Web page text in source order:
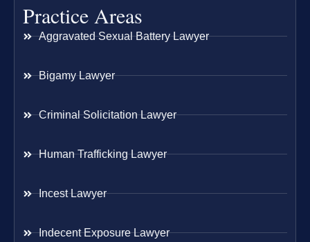
Practice Areas
Aggravated Sexual Battery Lawyer
Bigamy Lawyer
Criminal Solicitation Lawyer
Human Trafficking Lawyer
Incest Lawyer
Indecent Exposure Lawyer